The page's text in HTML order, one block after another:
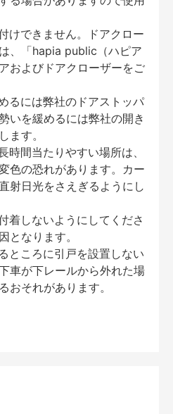
けできません。ドアクロー
、「hapia public（ハピア
およびドアクローザーをご
るには弊社のドアストッパ
いを緩めるには弊社の開き
ます。
間当たりやすい場所は、
色の恐れがあります。カー
射日光をさえぎるようにし
着しないようにしてくださ
となります。
ところに引戸を設置しない
車が下レールから外れた場
おそれがあります。